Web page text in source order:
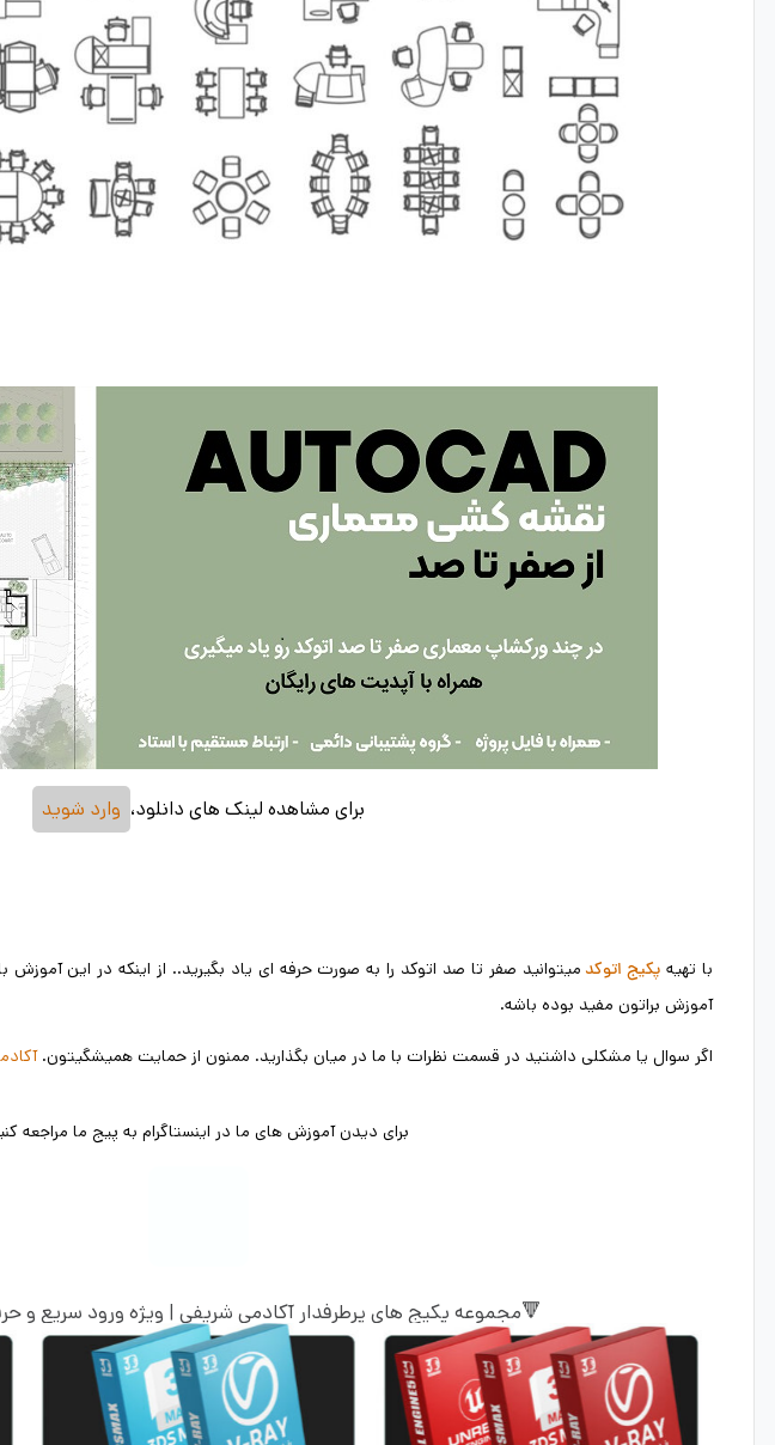
برای مشاهده لینک های دانلود، وارد شوید
با تهیه پکیج اتوکد میتوانید صفر تا صد اتوکد را به صورت حرفه ای یاد بگیرید.. از اینکه در این آموزش
آموزش براتون مفید بوده باشه.
اگر سوال یا مشکلی داشتید در قسمت نظرات با ما در میان بگذارید. ممنون از حمایت همیشگیتون.
برای دیدن آموزش های ما در اینستاگرام به پیج ما مراجعه
🔻مجموعه پکیج های پرطرفدار آکادمی شریفی | ویژه ورود سریع و